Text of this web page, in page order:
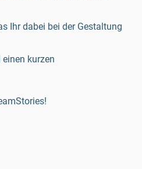
Ihr dabei bei der Gestaltung
kurzen